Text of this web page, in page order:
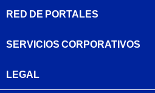
RED DE PORTALES
SERVICIOS CORPORATIVOS
LEGAL